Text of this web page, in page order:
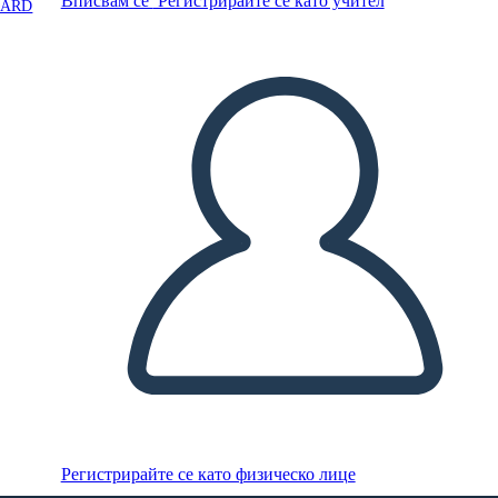
Регистрирайте се като физическо лице